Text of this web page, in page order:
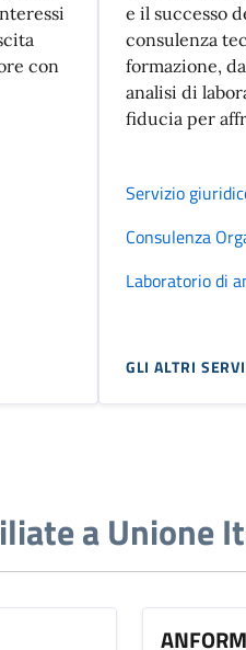
con
e il successo
consulenza
formazione,
analisi di
fiducia per
Servizio
Consulenza
Laboratorio di
GLI ALTRI
a Unione